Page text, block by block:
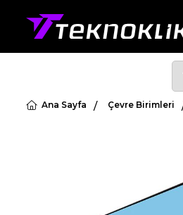
Ana Sayfa Çevre Birimleri